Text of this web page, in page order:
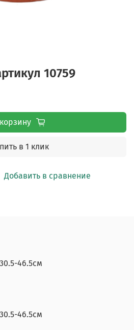
10759
Добавить в сравнение
в 1 клик
46.5см
46.5см